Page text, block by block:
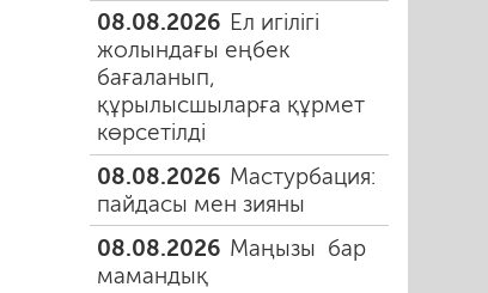
08.08.2026 Ел игілігі
жолындағы еңбек
бағаланып,
құрылысшыларға құрмет
көрсетілді
08.08.2026 Мастурбация:
пайдасы мен зияны
08.08.2026 Маңызы бар
мамандық